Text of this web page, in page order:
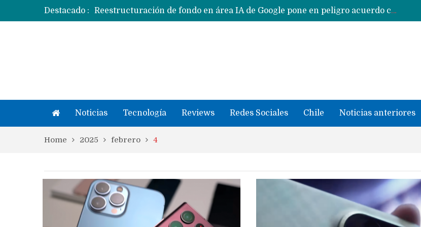
Destacado :
CXMT le dice NO a la venta de sus memorias a Apple y dará prioridad a Huawei y Xiaomi
Noticias Tecnología Reviews Redes Sociales Chile Noticias anteriores
Home 2025 febrero 4